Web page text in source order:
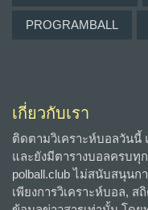
PROGRAMBALL
เกี่ยวกับเรา
ติดตามวิเคราะห์บอลวัน
และยังมีตารางบอลครบทุ
polball.club ไม่สนับสนุน
เพียงการวิเคราะห์บอล, ส